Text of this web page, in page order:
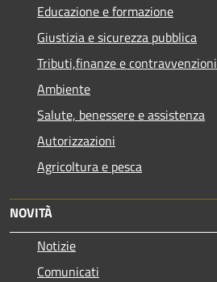
Educazione e formazione
Giustizia e sicurezza pubblica
Tributi,finanze e contravvenzioni
Ambiente
Salute, benessere e assistenza
Autorizzazioni
Agricoltura e pesca
NOVITÀ
Notizie
Comunicati